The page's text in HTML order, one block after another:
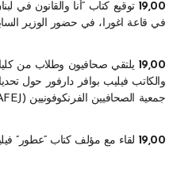
19,00 توقيع كتاب “أنا والقانون في
في قاعة اغورا، في حضور الوزير
19,00 يلتقي صحافيون وطلاب من
والكاتب فيليب بوافر دارفور حول
جمعية الصحافيين الفرنكوفونيين (AFEJ).
19,00 لقاء مع مؤلف كتاب “عطور”